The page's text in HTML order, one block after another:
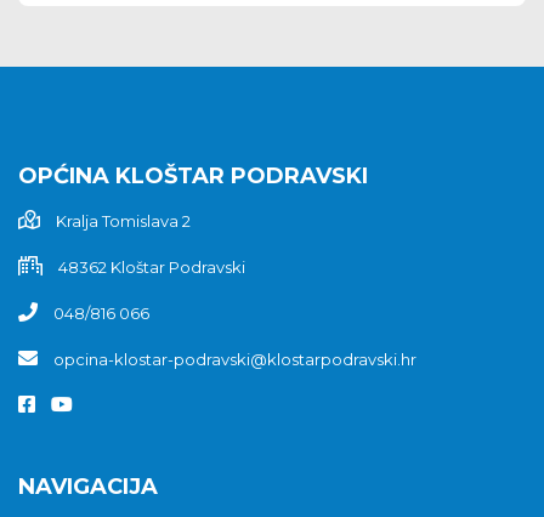
OPĆINA KLOŠTAR PODRAVSKI
Kralja Tomislava 2
48362 Kloštar Podravski
048/816 066
opcina-klostar-podravski@klostarpodravski.hr
NAVIGACIJA